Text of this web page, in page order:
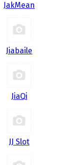
JakMean
Jiabaile
JiaQi
JJ Slot